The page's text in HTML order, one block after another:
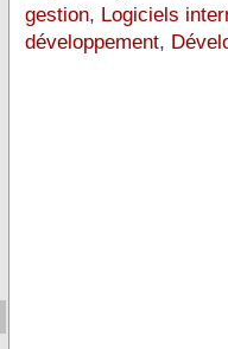
gestion, Logiciels
développement,